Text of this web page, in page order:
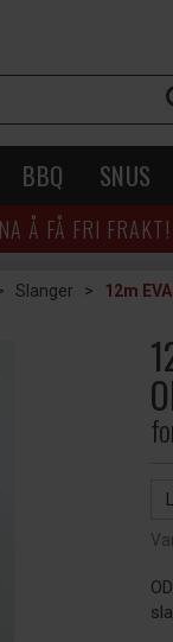
BBQ SNUS
Å FÅ FRI
Slanger > 12m